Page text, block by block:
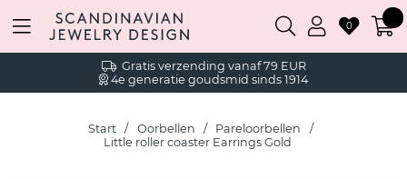
Gratis verzending vanaf 79 EUR
4e generatie goudsmid sinds 1914
0
Start Oorbellen
Pareloorbellen
Little roller coaster Earrings Gold